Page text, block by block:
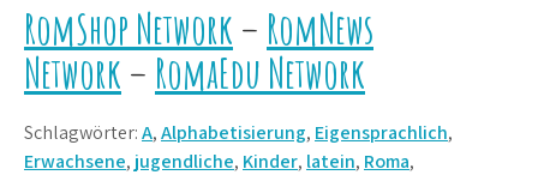
RomShop Network – RomNews
Network – RomaEdu Network
Schlagwörter:A,Alphabetisierung, Eigensprachlich,
Erwachsene, jugendliche, Kinder, latein, Roma,